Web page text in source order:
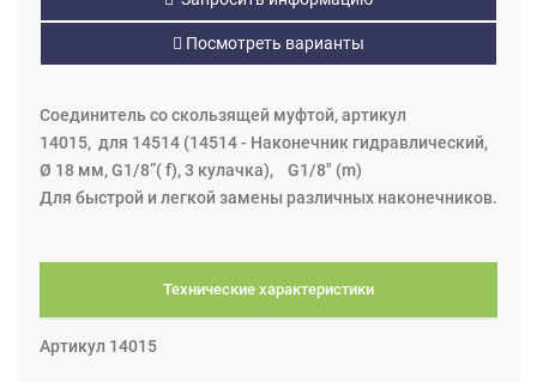
Посмотреть варианты
Соединитель со скользящей муфтой, артикул
14015, для 14514 (14514 - Наконечник гидравлический,
Ø 18 мм, G1/8”( f), 3 кулачка), G1/8" (m)
Для быстрой и легкой замены различных наконечников.
Технические характеристики
Артикул 14015